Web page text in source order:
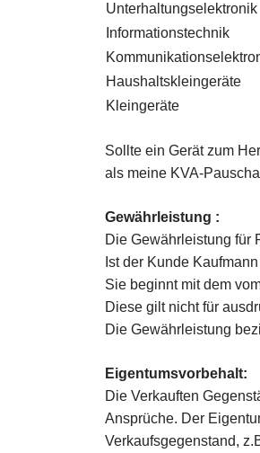
Unterhaltungselektronik
Informationstechnik
Haushaltskleingeräte
Kleingeräte
Sollte ein Gerät zum
als meine KVA-
Gewährleistung :
Die Gewährleistung für
Ist der Kunde
Sie beginnt mit dem
Diese gilt nicht für
Die Gewährleistung
Eigentumsvorbehalt:
Die Verkauften
Ansprüche. Der
Verkaufsgegenstand,